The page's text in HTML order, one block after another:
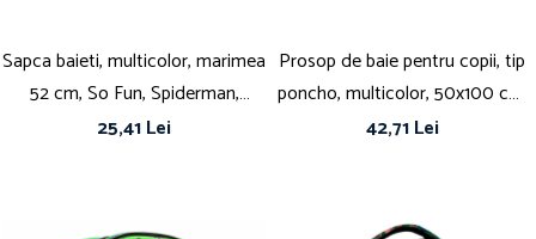
Sapca baieti, multicolor, marimea
52 cm, So Fun, Spiderman,
Marvel
25,41 Lei
Prosop de baie pentru copii, tip
poncho, multicolor, 50x100 cm,
So fun, Sonic
42,71 Lei